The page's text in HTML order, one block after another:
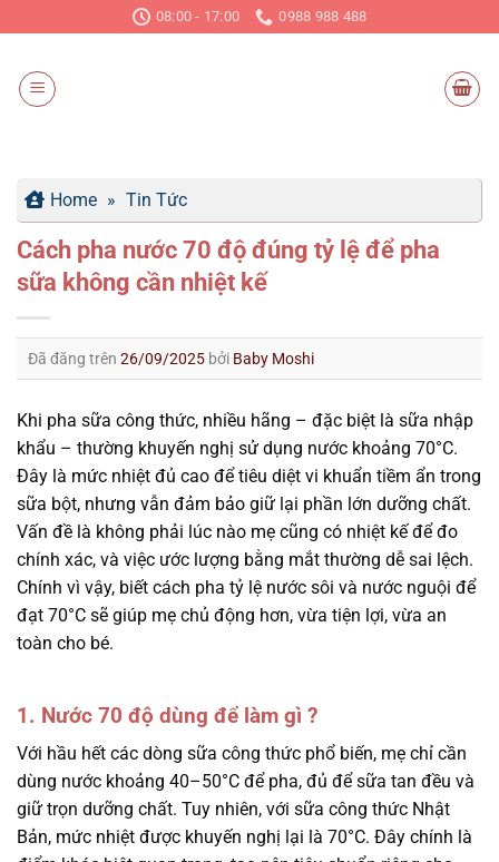
đến
dung
08:00 - 17:00 0988 988 488
Home » Tin Tức
Cách pha nước 70 độ đúng tỷ lệ để pha
sữa không cần nhiệt kế
Đã đăng trên 26/09/2025 bởi Baby Moshi
Khi pha sữa công thức, nhiều hãng – đặc biệt là sữa nhập
khẩu – thường khuyến nghị sử dụng nước khoảng 70°C.
Đây là mức nhiệt đủ cao để tiêu diệt vi khuẩn tiềm ẩn trong
sữa bột, nhưng vẫn đảm bảo giữ lại phần lớn dưỡng chất.
Vấn đề là không phải lúc nào mẹ cũng có nhiệt kế để đo
chính xác, và việc ước lượng bằng mắt thường dễ sai lệch.
Chính vì vậy, biết cách pha tỷ lệ nước sôi và nước nguội để
đạt 70°C sẽ giúp mẹ chủ động hơn, vừa tiện lợi, vừa an
toàn cho bé.
1. Nước 70 độ dùng để làm gì ?
Với hầu hết các dòng sữa công thức phổ biến, mẹ chỉ cần
dùng nước khoảng 40–50°C để pha, đủ để sữa tan đều và
giữ trọn dưỡng chất. Tuy nhiên, với sữa công thức Nhật
Bản, mức nhiệt được khuyến nghị lại là 70°C. Đây chính là